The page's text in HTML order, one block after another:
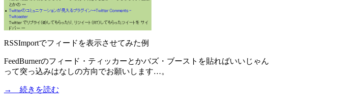
RSSImportでフィードを表示させてみた例
FeedBurnerのフィード・ティッカーとかバズ・ブーストを貼ればいいじゃん
って突っ込みはなしの方向でお願いします…。
→ 続きを読む